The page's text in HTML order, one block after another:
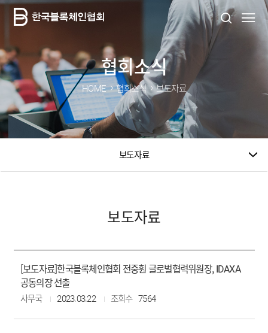
협회소식
HOME 협회소식 보도자료
보도자료
보도자료
[보도자료]한국블록체인협회 전중훤 글로벌협력위원장, IDAXA
공동의장 선출
사무국 2023.03.22 조회수 7564